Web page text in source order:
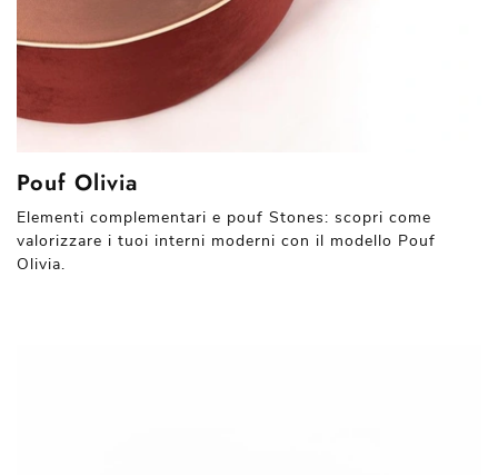
Pouf Olivia
Elementi complementari e pouf Stones: scopri come
valorizzare i tuoi interni moderni con il modello Pouf
Olivia.